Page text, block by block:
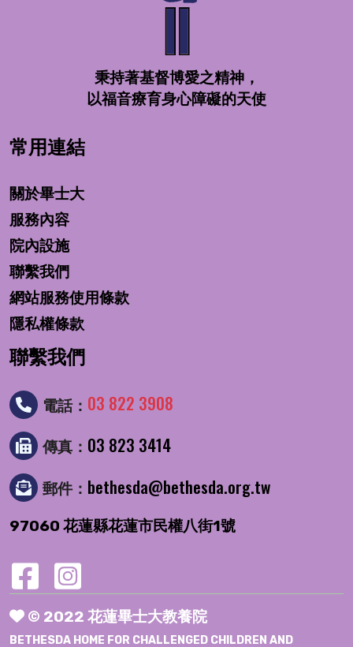
秉持著基督博愛之精神，
以福音療育身心障礙的天使
常用連結
關於畢士大
服務內容
院內設施
聯繫我們
網站服務使用條款
隱私權條款
聯繫我們
電話： 03 822 3908
傳真： 03 823 3414
郵件： bethesda@bethesda.org.tw
97060 花蓮縣花蓮市民權八街1號
© 2022 花蓮畢士大教養院
BETHESDA HOME FOR CHALLENGED CHILDREN AND